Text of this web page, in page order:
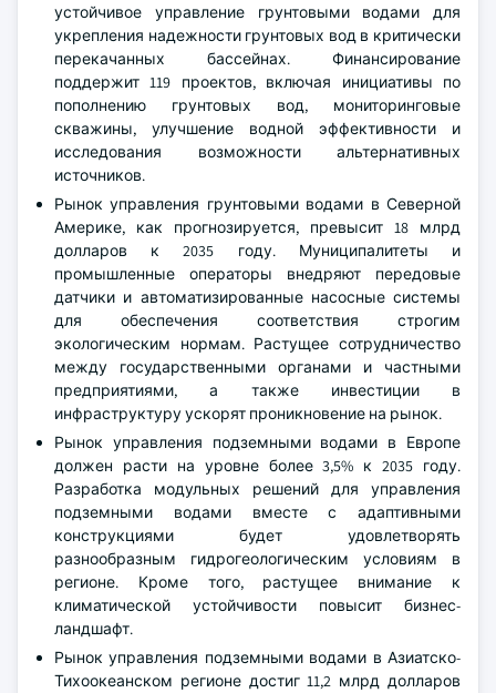
устойчивое управление грунтовыми водами для
укрепления надежности грунтовых вод в критически
перекачанных бассейнах. Финансирование
поддержит 119 проектов, включая инициативы по
пополнению грунтовых вод, мониторинговые
скважины, улучшение водной эффективности и
исследования возможности альтернативных
источников.
Рынок управления грунтовыми водами в Северной
Америке, как прогнозируется, превысит 18 млрд
долларов к 2035 году. Муниципалитеты и
промышленные операторы внедряют передовые
датчики и автоматизированные насосные системы
для обеспечения соответствия строгим
экологическим нормам. Растущее сотрудничество
между государственными органами и частными
предприятиями, а также инвестиции в
инфраструктуру ускорят проникновение на рынок.
Рынок управления подземными водами в Европе
должен расти на уровне более 3,5% к 2035 году.
Разработка модульных решений для управления
подземными водами вместе с адаптивными
конструкциями будет удовлетворять
разнообразным гидрогеологическим условиям в
регионе. Кроме того, растущее внимание к
климатической устойчивости повысит бизнес-
ландшафт.
Рынок управления подземными водами в Азиатско-
Тихоокеанском регионе достиг 11,2 млрд долларов